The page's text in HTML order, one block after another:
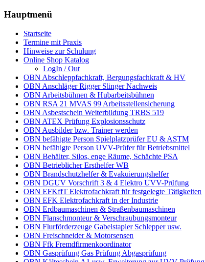
Hauptmenü
Startseite
Termine mit Praxis
Hinweise zur Schulung
Online Shop Katalog
LogIn / Out
OBN Abschleppfachkraft, Bergungsfachkraft & HV
OBN Anschläger Rigger Slinger Nachweis
OBN Arbeitsbühnen & Hubarbeitsbühnen
OBN RSA 21 MVAS 99 Arbeitsstellensicherung
OBN Asbestschein Weiterbildung TRBS 519
OBN ATEX Prüfung Explosionsschutz
OBN Ausbilder bzw. Trainer werden
OBN befähigte Person Spielplatzprüfer EU & ASTM
OBN befähigte Person UVV-Prüfer für Betriebsmittel
OBN Behälter, Silos, enge Räume, Schächte PSA
OBN Betrieblicher Ersthelfer WB
OBN Brandschutzhelfer & Evakuierungshelfer
OBN DGUV Vorschrift 3 & 4 Elektro UVV-Prüfung
OBN EFKffT Elektrofachkraft für festgelegte Tätigkeiten
OBN EFK Elektrofachkraft in der Industrie
OBN Erdbaumaschinen & Straßenbaumaschinen
OBN Flanschmonteur & Verschraubungsmonteur
OBN Flurförderzeuge Gabelstapler Schlepper usw.
OBN Freischneider & Motorsensen
OBN Ffk Fremdfirmenkoordinator
OBN Gasprüfung Gas Prüfung Abgasprüfung